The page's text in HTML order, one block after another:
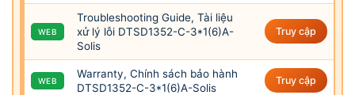
WEB
Troubleshooting Guide, Tài liệu
xử lý lỗi DTSD1352-C-3*1(6)A-
Solis
Truy cập
WEB
Warranty, Chính sách bảo hành
DTSD1352-C-3*1(6)A-Solis
Truy cập